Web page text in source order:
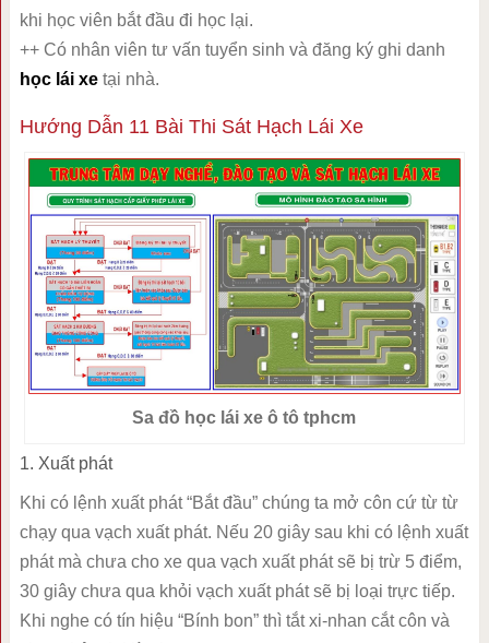
khi học viên bắt đầu đi học lại.
++ Có nhân viên tư vấn tuyển sinh và đăng ký ghi danh
học lái xetại nhà.
Hướng Dẫn 11 Bài Thi Sát Hạch Lái Xe
Sa đồ học lái xe ô tô tphcm
1. Xuất phát
Khi có lệnh xuất phát “Bắt đầu” chúng ta mở côn cứ từ từ
chạy qua vạch xuất phát. Nếu 20 giây sau khi có lệnh xuất
phát mà chưa cho xe qua vạch xuất phát sẽ bị trừ 5 điểm,
30 giây chưa qua khỏi vạch xuất phát sẽ bị loại trực tiếp.
Khi nghe có tín hiệu “Bính bon” thì tắt xi-nhan cắt côn và